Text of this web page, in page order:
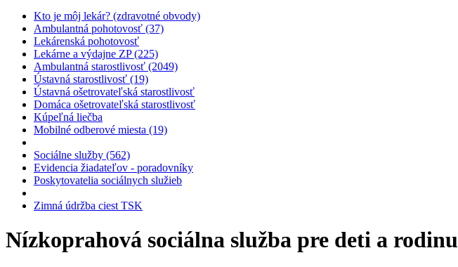
Kto je môj lekár? (zdravotné obvody)
Ambulantná pohotovosť (37)
Lekárenská pohotovosť
Lekárne a výdajne ZP (225)
Ambulantná starostlivosť (2049)
Ústavná starostlivosť (19)
Ústavná ošetrovateľská starostlivosť
Domáca ošetrovateľská starostlivosť
Kúpeľná liečba
Mobilné odberové miesta (19)
Sociálne služby (562)
Evidencia žiadateľov - poradovníky
Poskytovatelia sociálnych služieb
Zimná údržba ciest TSK
Nízkoprahová sociálna služba pre deti a rodinu